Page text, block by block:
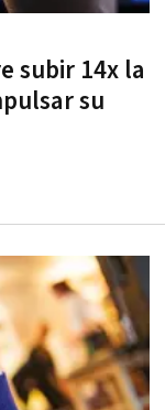
subir 14x la
su